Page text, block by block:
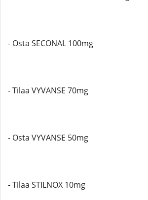
- Osta SECONAL 100mg
- Tilaa VYVANSE 70mg
- Osta VYVANSE 50mg
- Tilaa STILNOX 10mg